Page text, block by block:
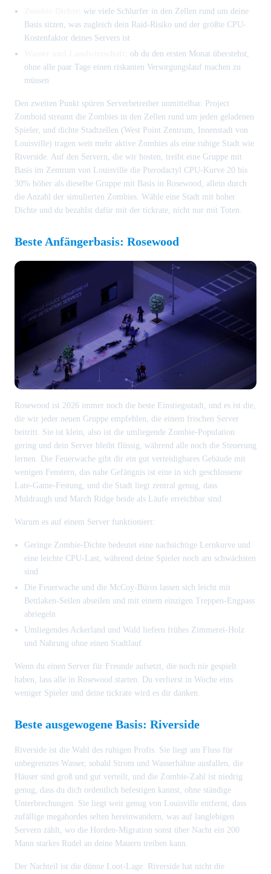
: wie viele Schlurfer in den Zellen rund um deine
Basis sitzen, was zugleich dein Raid-Risiko und der größte CPU-
Kostenfaktor deines Servers ist
: ob du den ersten Monat überstehst,
ohne alle paar Tage einen riskanten Versorgungslauf machen zu
müssen
Den zweiten Punkt spüren Serverbetreiber unmittelbar. Project
Zomboid streamt die Zombies in den Zellen rund um jeden geladenen
Spieler, und dichte Stadtzellen (West Point Zentrum, Innenstadt von
Louisville) tragen weit mehr aktive Zombies als eine ruhige Stadt wie
Riverside. Auf den Servern, die wir hosten, treibt eine Gruppe mit
Basis im Zentrum von Louisville die Pterodactyl CPU-Kurve 20 bis
30% höher als dieselbe Gruppe mit Basis in Rosewood, allein durch
die Anzahl der simulierten Zombies. Wähle eine Stadt mit hoher
Dichte und du bezahlst dafür mit der tickrate, nicht nur mit Toten.
Beste Anfängerbasis: Rosewood
Rosewood ist 2026 immer noch die beste Einstiegsstadt, und es ist die,
die wir jeder neuen Gruppe empfehlen, die einem frischen Server
beitritt. Sie ist klein, also ist die umliegende Zombie-Population
gering und dein Server bleibt flüssig, während alle noch die Steuerung
lernen. Die Feuerwache gibt dir ein gut verteidigbares Gebäude mit
wenigen Fenstern, das nahe Gefängnis ist eine in sich geschlossene
Late-Game-Festung, und die Stadt liegt zentral genug, dass
Muldraugh und March Ridge beide als Läufe erreichbar sind.
Warum es auf einem Server funktioniert:
Geringe Zombie-Dichte bedeutet eine nachsichtige Lernkurve und
eine leichte CPU-Last, während deine Spieler noch am schwächsten
sind
Die Feuerwache und die McCoy-Büros lassen sich leicht mit
Bettlaken-Seilen abseilen und mit einem einzigen Treppen-Engpass
abriegeln
Umliegendes Ackerland und Wald liefern frühes Zimmerei-Holz
und Nahrung ohne einen Stadtlauf
Wenn du einen Server für Freunde aufsetzt, die noch nie gespielt
haben, lass alle in Rosewood starten. Du verlierst in Woche eins
weniger Spieler und deine tickrate wird es dir danken.
Beste ausgewogene Basis: Riverside
Riverside ist die Wahl des ruhigen Profis. Sie liegt am Fluss für
unbegrenztes Wasser, sobald Strom und Wasserhähne ausfallen, die
Häuser sind groß und gut verteilt, und die Zombie-Zahl ist niedrig
genug, dass du dich ordentlich befestigen kannst, ohne ständige
Unterbrechungen. Sie liegt weit genug von Louisville entfernt, dass
zufällige megahordes selten hereinwandern, was auf langlebigen
Servern zählt, wo die Horden-Migration sonst über Nacht ein 200
Mann starkes Rudel an deine Mauern treiben kann.
Der Nachteil ist die dünne Loot-Lage. Riverside hat nicht die